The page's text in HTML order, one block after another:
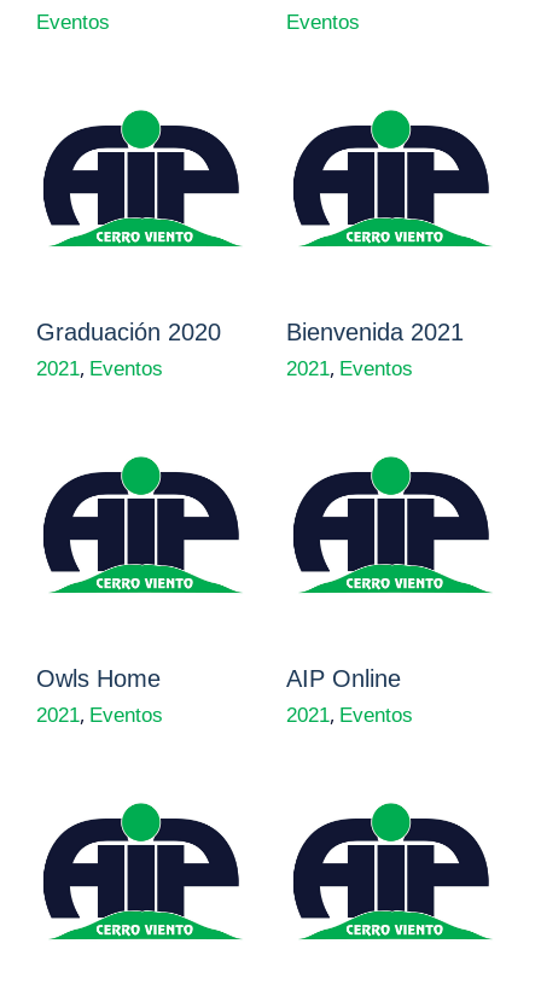
Eventos Eventos
Graduación 2020
2021, Eventos
Bienvenida 2021
2021, Eventos
Owls Home
2021, Eventos
AIP Online
2021, Eventos